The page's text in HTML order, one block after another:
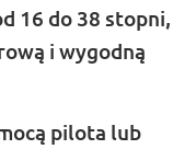
16 do 38 stopni,
i wygodną
pilota lub